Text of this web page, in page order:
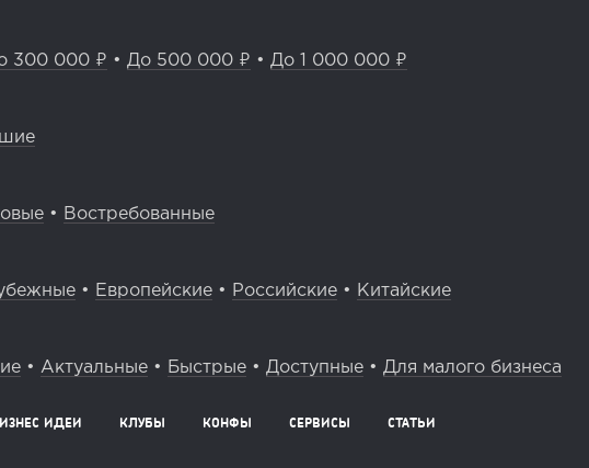
300 000 ₽ • До 500 000 ₽ • До 1 000 000 ₽
• Востребованные
• Европейские • Российские • Китайские
• Актуальные • Быстрые • Доступные • Для малого бизнеса
ИДЕИ КЛУБЫ КОНФЫ СЕРВИСЫ СТАТЬИ